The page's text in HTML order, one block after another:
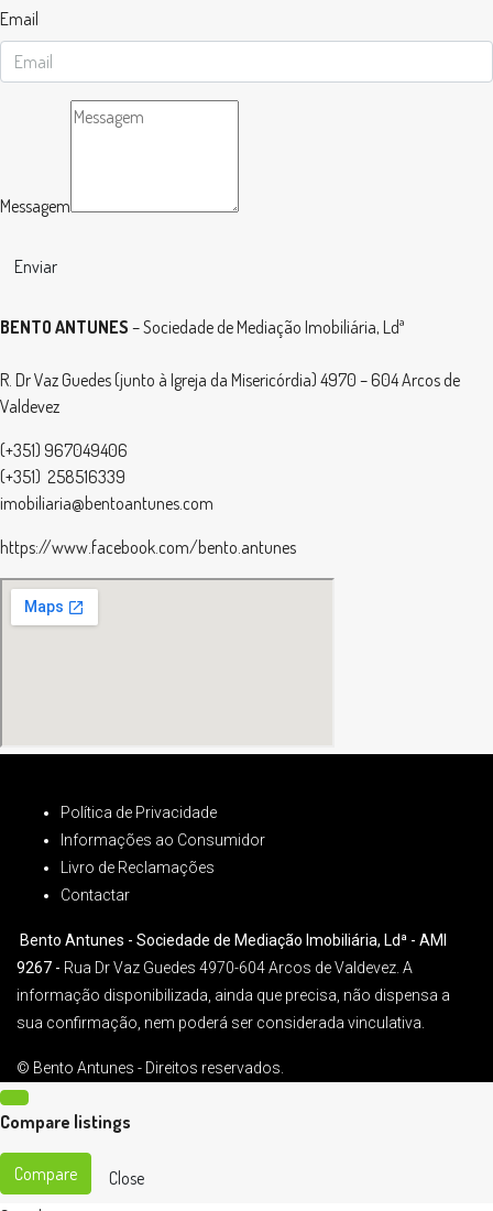
Email
Messagem
Enviar
BENTO ANTUNES – Sociedade de Mediação Imobiliária, Ldª
R. Dr Vaz Guedes (junto à Igreja da Misericórdia) 4970 – 604 Arcos de
Valdevez
(+351) 967049406
(+351) 258516339
imobiliaria@bentoantunes.com
https://www.facebook.com/bento.antunes
Política de Privacidade
Informações ao Consumidor
Livro de Reclamações
Contactar
Bento Antunes - Sociedade de Mediação Imobiliária, Ldª - AMI
9267 - Rua Dr Vaz Guedes 4970-604 Arcos de Valdevez. A
informação disponibilizada, ainda que precisa, não dispensa a
sua confirmação, nem poderá ser considerada vinculativa.
© Bento Antunes - Direitos reservados.
Compare listings
Compare
Close